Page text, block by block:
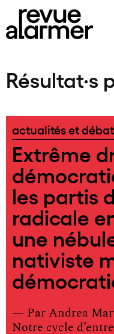
Résultat·s
actualités et
Extrême
les partis
radicale
une
nativiste
— Par Andrea
Notre cycle